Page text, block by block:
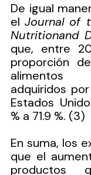
De igual
el Journal of
Nutritionand
que, entre
proporción
alimentos
adquiridos
Estados
% a 71.9 %. (3)
En suma, los
que el
productos